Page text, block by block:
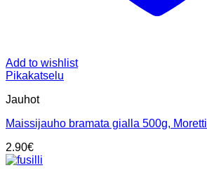
Add to wishlist
Pikakatselu
Jauhot
Maissijauho bramata gialla 500g, Moretti
2.90€